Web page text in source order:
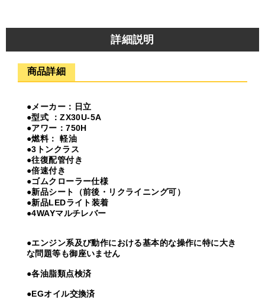
詳細説明
商品詳細
●メーカー：日立
●型式 ：ZX30U-5A
●アワー：750H
●燃料： 軽油
●3トンクラス
●往復配管付き
●倍速付き
●ゴムクローラー仕様
●新品シート（前後・リクライニング可）
●新品LEDライト装着
●4WAYマルチレバー
●エンジン系及び動作における基本的な操作に特に大き
な問題等も御座いません
●各油脂類点検済
●EGオイル交換済